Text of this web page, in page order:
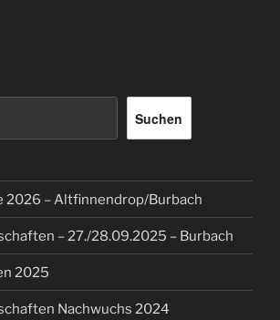
Suchen
2026 – Altfinnendrop/Burbach
– 27./28.09.2025 – Burbach
2025
Nachwuchs 2024